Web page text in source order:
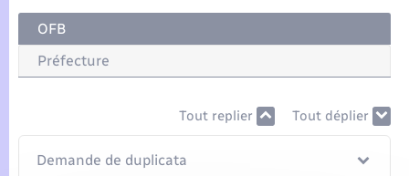
OFB
Préfecture
Tout replier Tout déplier
Demande de duplicata